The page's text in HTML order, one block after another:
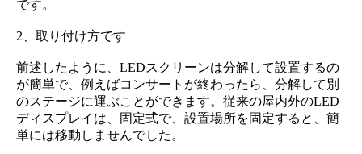
です。
2、取り付け方です
前述したように、LEDスクリーンは分解して設置するの
が簡単で、例えばコンサートが終わったら、分解して別
のステージに運ぶことができます。従来の屋内外のLED
ディスプレイは、固定式で、設置場所を固定すると、簡
単には移動しませんでした。